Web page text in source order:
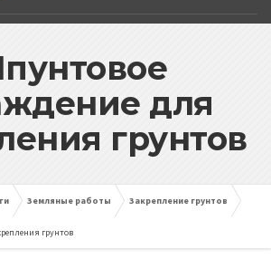
для
грунтов
Земляные работы Закрепление грунтов
грунтов